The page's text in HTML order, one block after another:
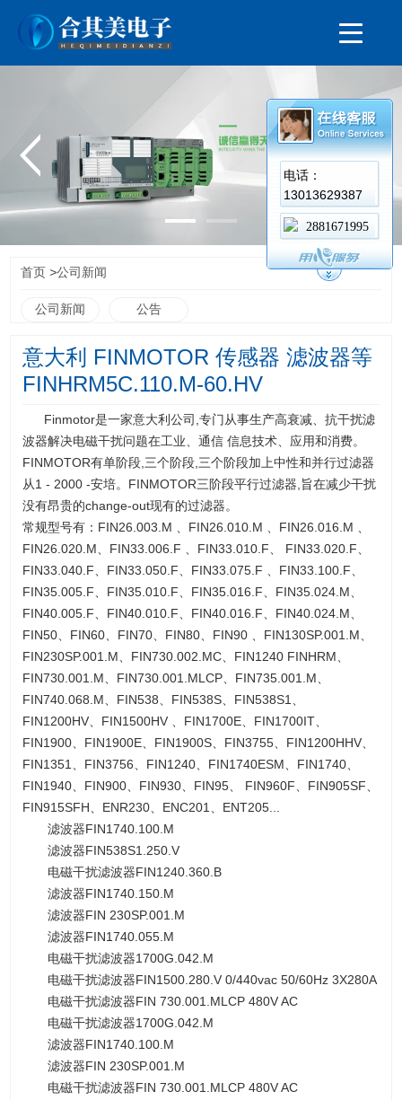
电话：
13013629387
2881671995
首页 >公司新闻
公司新闻 公告
意大利 FINMOTOR 传感器 滤波器等
FINHRM5C.110.M-60.HV
Finmotor是一家意大利公司,专门从事生产高衰减、抗干扰滤
波器解决电磁干扰问题在工业、通信 信息技术、应用和消费。
FINMOTOR有单阶段,三个阶段,三个阶段加上中性和并行过滤器
从1 - 2000 -安培。FINMOTOR三阶段平行过滤器,旨在减少干扰
没有昂贵的change-out现有的过滤器。
常规型号有：FIN26.003.M 、FIN26.010.M 、FIN26.016.M 、
FIN26.020.M、FIN33.006.F 、FIN33.010.F、 FIN33.020.F、
FIN33.040.F、FIN33.050.F、FIN33.075.F 、FIN33.100.F、
FIN35.005.F、FIN35.010.F、FIN35.016.F、FIN35.024.M、
FIN40.005.F、FIN40.010.F、FIN40.016.F、FIN40.024.M、
FIN50、FIN60、FIN70、FIN80、FIN90 、FIN130SP.001.M、
FIN230SP.001.M、FIN730.002.MC、FIN1240 FINHRM、
FIN730.001.M、FIN730.001.MLCP、FIN735.001.M、
FIN740.068.M、FIN538、FIN538S、FIN538S1、
FIN1200HV、FIN1500HV 、FIN1700E、FIN1700IT、
FIN1900、FIN1900E、FIN1900S、FIN3755、FIN1200HHV、
FIN1351、FIN3756、FIN1240、FIN1740ESM、FIN1740、
FIN1940、FIN900、FIN930、FIN95、 FIN960F、FIN905SF、
FIN915SFH、ENR230、ENC201、ENT205...
滤波器FIN1740.100.M
滤波器FIN538S1.250.V
电磁干扰滤波器FIN1240.360.B
滤波器FIN1740.150.M
滤波器FIN 230SP.001.M
滤波器FIN1740.055.M
电磁干扰滤波器1700G.042.M
电磁干扰滤波器FIN1500.280.V 0/440vac 50/60Hz 3X280A
电磁干扰滤波器FIN 730.001.MLCP 480V AC
电磁干扰滤波器1700G.042.M
滤波器FIN1740.100.M
滤波器FIN 230SP.001.M
电磁干扰滤波器FIN 730.001.MLCP 480V AC